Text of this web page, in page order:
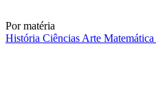
Por matéria
História Ciências Arte Matemática